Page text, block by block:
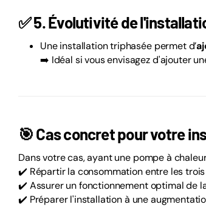
✅5. Évolutivité de
Une installation triphasée permet d’
➡️ Idéal si vous envisagez d'ajouter
🎯Cas concret pour votre
Dans votre cas, ayant une pompe à
✔️ Répartir la consommation entre les
✔️ Assurer un fonctionnement optimal de
✔️ Préparer l'installation à une